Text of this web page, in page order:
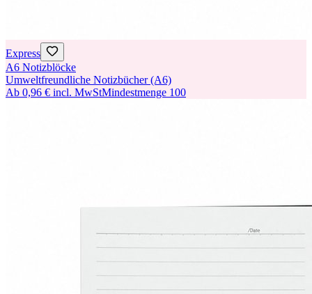
Express
A6 Notizblöcke
Umweltfreundliche Notizbücher (A6)
Ab 0,96 € incl. MwStMindestmenge 100